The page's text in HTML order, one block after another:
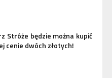
Stróże będzie można kupić
cenie dwóch złotych!